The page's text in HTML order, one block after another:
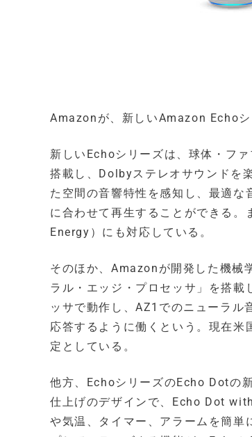
Amazonが、新しいAmazon Echo
新しいEchoシリーズは、球体・フ
搭載し、Dolbyステレオサウンドを
た空間の音響特性を感知し、最適
に合わせて再生することができる
Energy）にも対応している。
そのほか、Amazonが開発した機械
ラル・エッジ・プロセッサ」を搭
ッサで動作し、AZ1でのニューラル
応答するように働くという。現在
定としている。
他方、EchoシリーズのEcho Dotの
仕上げのデザインで、Echo Dot
や気温、タイマー、アラームを簡